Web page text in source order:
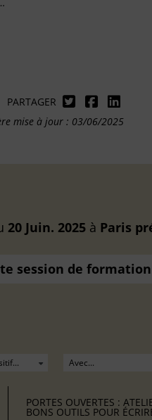
PARTAGER
mise à jour : 03/06/2025
20 Juin. 2025 à Paris
session de
PORTES OUVERTES :
BONS OUTILS POUR